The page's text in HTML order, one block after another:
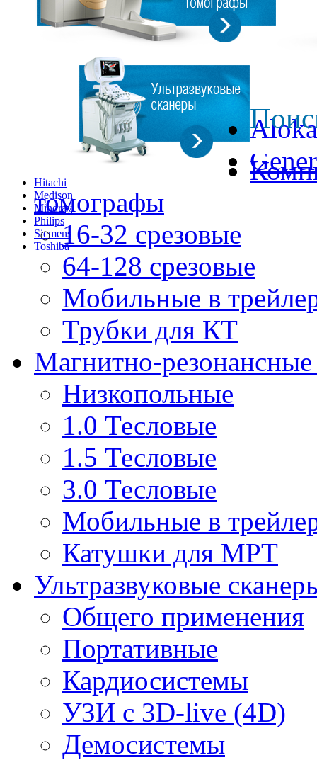
Aloka
Hitachi
Medison
Mindray
Philips
Siemens
Toshiba
томографы
16-32 срезовые
64-128 срезовые
Мобильные в
Трубки для КТ
Магнитно-
Низкопольные
1.0 Тесловые
1.5 Тесловые
3.0 Тесловые
Мобильные в
Катушки для МРТ
Ультразвуковые
Общего применения
Портативные
Кардиосистемы
УЗИ с 3D-live (4D)
Демосистемы